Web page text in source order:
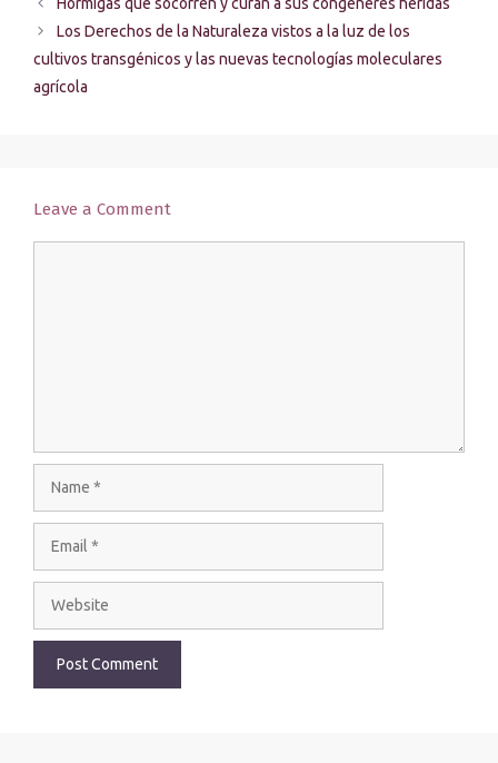
Los Derechos de la Naturaleza vistos a la luz de los
cultivos transgénicos y las nuevas tecnologías moleculares
agrícola
Leave a Comment